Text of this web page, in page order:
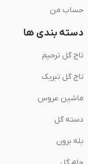
حساب من
دسته بندی ها
تاج گل ترحیم
تاج گل تبریک
ماشین عروس
دسته گل
بله برون